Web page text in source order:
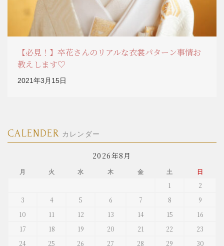
【必見！】卒花さんのリアルな衣裳パターン事情お
教えします♡
2021年3月15日
CALENDER カレンダー
2026年8月
月 火 水 木 金 土 日
1
2
3
4 5 6 7 8
9
10
11 12 13 14 15
16
17
18 19 20 21 22
23
24
25 26 27 28 29 30